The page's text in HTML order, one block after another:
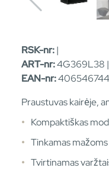
RSK-nr:|
ART-nr:4G369L38 |
EAN-nr:
Praustuvas kairėje,
Kompaktiškas
Tinkamas
Tvirtinamas